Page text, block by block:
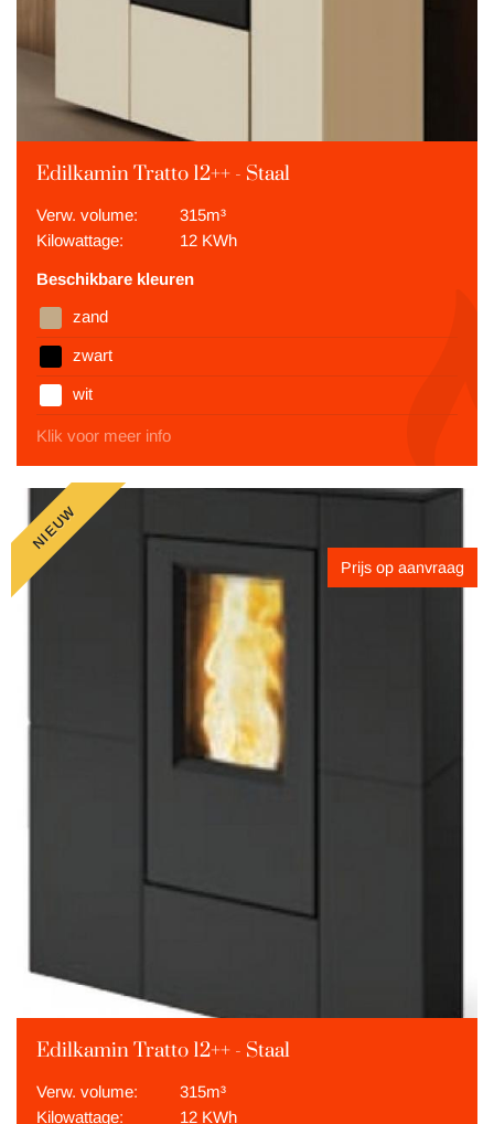
Edilkamin Tratto 12++ - Staal
Verw. volume:
315m³
Kilowattage:
12 KWh
Beschikbare kleuren
zand
zwart
wit
Klik voor meer info
NIEUW
Prijs op aanvraag
Edilkamin Tratto 12++ - Staal
Verw. volume:
315m³
Kilowattage:
12 KWh